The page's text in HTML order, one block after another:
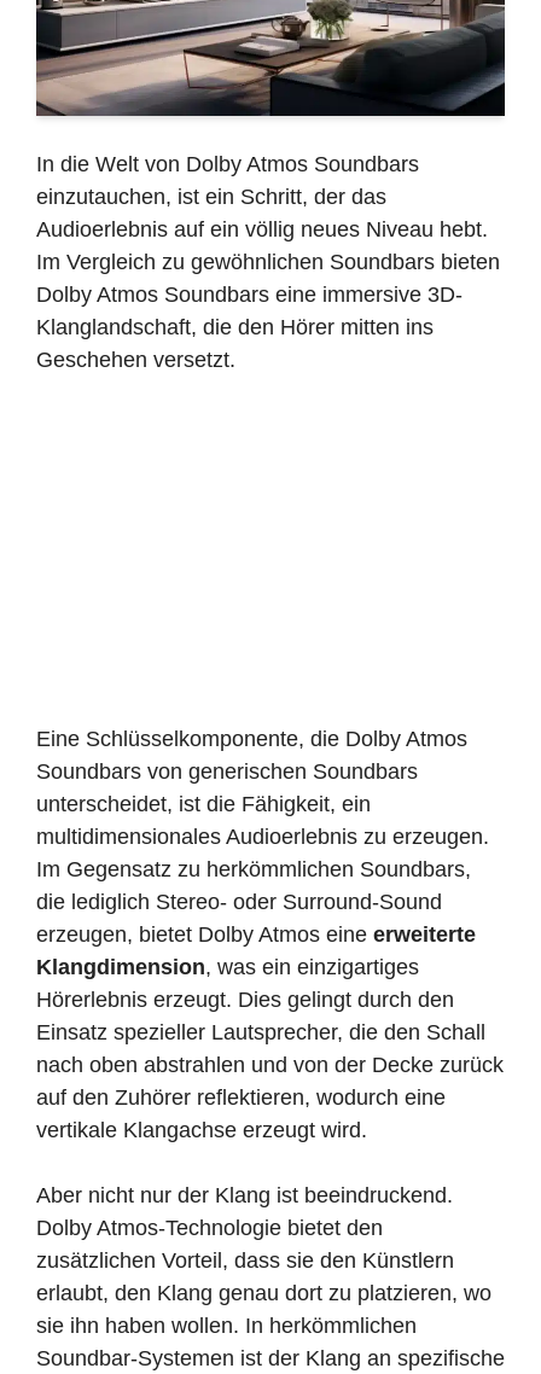
In die Welt von Dolby Atmos Soundbars
einzutauchen, ist ein Schritt, der das
Audioerlebnis auf ein völlig neues Niveau hebt.
Im Vergleich zu gewöhnlichen Soundbars bieten
Dolby Atmos Soundbars eine immersive 3D-
Klanglandschaft, die den Hörer mitten ins
Geschehen versetzt.
Eine Schlüsselkomponente, die Dolby Atmos
Soundbars von generischen Soundbars
unterscheidet, ist die Fähigkeit, ein
multidimensionales Audioerlebnis zu erzeugen.
Im Gegensatz zu herkömmlichen Soundbars,
die lediglich Stereo- oder Surround-Sound
erzeugen, bietet Dolby Atmos eine erweiterte
Klangdimension, was ein einzigartiges
Hörerlebnis erzeugt. Dies gelingt durch den
Einsatz spezieller Lautsprecher, die den Schall
nach oben abstrahlen und von der Decke zurück
auf den Zuhörer reflektieren, wodurch eine
vertikale Klangachse erzeugt wird.
Aber nicht nur der Klang ist beeindruckend.
Dolby Atmos-Technologie bietet den
zusätzlichen Vorteil, dass sie den Künstlern
erlaubt, den Klang genau dort zu platzieren, wo
sie ihn haben wollen. In herkömmlichen
Soundbar-Systemen ist der Klang an spezifische